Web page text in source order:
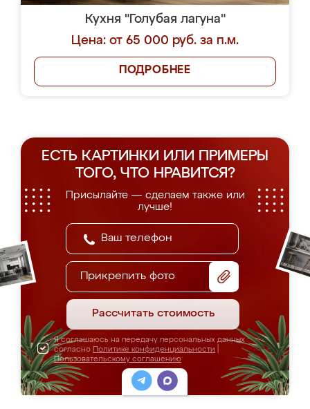
Кухня "Голубая лагуна"
Цена: от 65 000 руб. за п.м.
ПОДРОБНЕЕ
ЕСТЬ КАРТИНКИ ИЛИ ПРИМЕРЫ
ТОГО, ЧТО НРАВИТСЯ?
Присылайте — сделаем также или
лучше!
Прикрепить фото
Рассчитать стоимость
Я соглашаюсь на передачу персональных данных
согласно Политике конфиденциальности
Пользовательскому соглашению